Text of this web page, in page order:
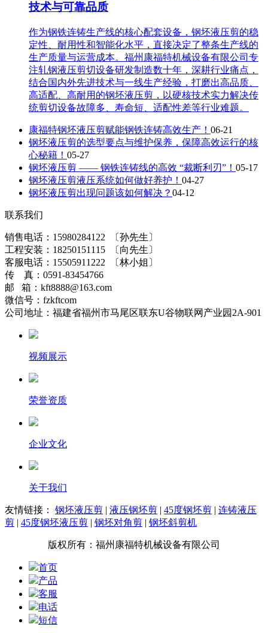
技术与可靠品质
作为钢铁连铸生产线的核心配套设备，钢坯液压剪的稳
定性、耐用性和智能化水平，直接决定了整条生产线的
生产质量与运营成本。福州康福特机械设备有限公司专
注轧钢液压剪切设备研发制造数十年，深耕行业痛点，
结合国内外先进技术与一线生产经验，打磨出高品质、
高适配、高耐用的钢坯液压剪，以硬核技术实力解决传
统剪切设备故障多、寿命短、适配性差等行业难题。
康福特钢坯液压剪赋能钢铁连铸高效生产！ 06-21
钢坯液压剪的选型要点与维护保养，保障高效运行的核
心秘籍！ 05-27
钢坯液压剪 —— 钢铁连铸线的高效 “裁断利刃”！ 05-17
钢坯液压剪液压系统如何做好养护！ 04-27
钢坯液压剪出现问题该如何解决？ 04-12
联系我们
销售电话：15980284122 〔孙先生〕
工程安装：18250151115 〔向先生〕
客服电话：15505911222 〔林小姐〕
传 真：0591-83454766
邮 箱：kft8888@163.com
微信号：fzkftcom
公司地址：福建省福州市马尾区联东U谷物联网产业园2A-901
视频展示
荣誉资质
企业文化
关于我们
友情链接： 钢坯液压剪 | 液压钢坯剪 | 45度钢坯剪 | 连铸液压
剪 | 45度钢坯液压剪 | 钢坯对角剪 | 钢坯斜剪机
版权所有：福州康福特机械设备有限公司
首页
产品
客服
电话
短信